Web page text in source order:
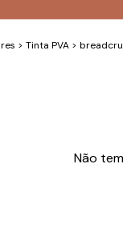
> Tinta PVA >
Não